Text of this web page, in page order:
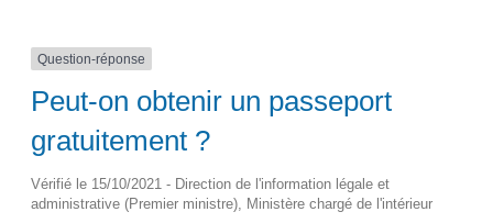
Question-réponse
Peut-on obtenir un passeport
gratuitement ?
Vérifié le 15/10/2021 - Direction de l'information légale et
administrative (Premier ministre), Ministère chargé de l'intérieur